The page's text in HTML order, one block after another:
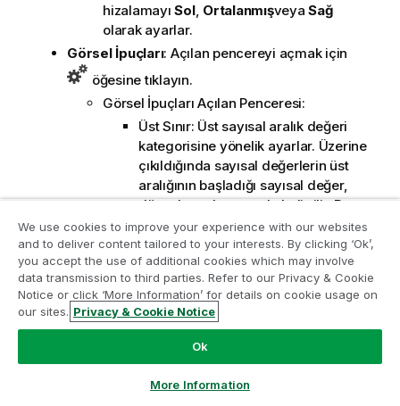
hizalamayıSol, OrtalanmışveyaSağ
olarak ayarlar.
Görsel İpuçları: Açılan pencereyi açmak için
öğesine tıklayın.
Görsel İpuçları Açılan Penceresi:
Üst Sınır: Üst sayısal aralık değeri
kategorisine yönelik ayarlar. Üzerine
çıkıldığında sayısal değerlerin üst
aralığının başladığı sayısal değer,
düzenleme kutusunda belirtilir. Bu
kutu boş bırakılmışsa, herhangi bir
üst aralık tanımlanmaz.
Normal: Normal sayısal aralık değeri
kategorisine yönelik ayarlar. Bu
aralık, üst sınırlar ile alt sınırlar
arasındaki tüm değerler olarak
tanımlanır. Varsayılan olarak tüm
sayısal değerler, normal aralık
dahilindedir.
Analiz Modernleştirme Programına katılın
Analiz Modernleştirme Programı ile değerli QlikView
uygulamalarınızı ödün vermeden modernleştirin.
ulaşmak
ampquestions@qlik.com
We use cookies to improve your experience with our websites
and to deliver content tailored to your interests. By clicking ‘Ok’,
you accept the use of additional cookies which may involve
data transmission to third parties. Refer to our Privacy & Cookie
Notice or click ‘More Information’ for details on cookie usage on
our sites. Privacy & Cookie Notice
Ok
More Information